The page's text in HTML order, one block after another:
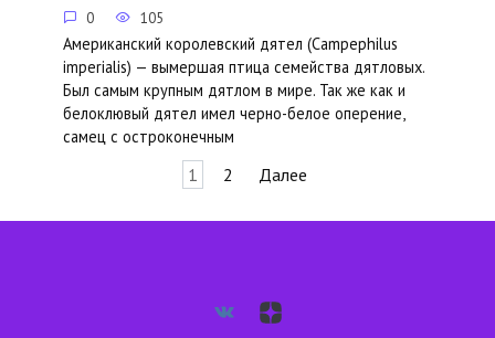
0 105
Американский королевский дятел (Campephilus
imperialis) — вымершая птица семейства дятловых.
Был самым крупным дятлом в мире. Так же как и
белоклювый дятел имел черно-белое оперение,
самец с остроконечным
1 2 Далее